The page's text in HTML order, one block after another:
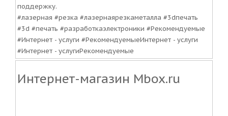
поддержку.
#лазерная #резка #лазернаярезкаметалла #3dпечать
#3d #печать #разработкаэлектроники #Рекомендуемые
#Интернет - услуги #РекомендуемыеИнтернет - услуги
#Интернет - услугиРекомендуемые
Интернет-магазин Mbox.ru